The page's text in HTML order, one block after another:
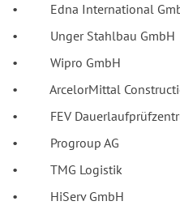
• Edna International
• Unger Stahlbau GmbH
• Wipro GmbH
• ArcelorMittal
• FEV
• Progroup AG
• TMG Logistik
• HiServ GmbH